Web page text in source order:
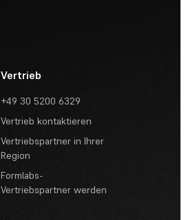
Vertrieb
+49 30 5200 6329
Vertrieb kontaktieren
Vertriebspartner in Ihrer
Region
Formlabs-
Vertriebspartner werden